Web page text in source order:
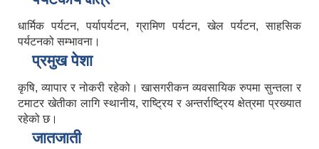
धार्मिक पर्यटन, पर्यापर्यटन, ग्रामिण पर्यटन, खेल पर्यटन, साहसिक
पर्यटनको सम्भावना।
प्रमुख पेशा
कृषि, व्यापार र नोकरी रहेको। खासगरीकन व्यवसायिक रुपमा सुन्तला र
टमाटर खेतीका लागि स्थानीय, राष्ट्रिय र अन्तर्राष्ट्रिय क्षेत्रमा प्रख्यात
रहेको छ।
जातजाती